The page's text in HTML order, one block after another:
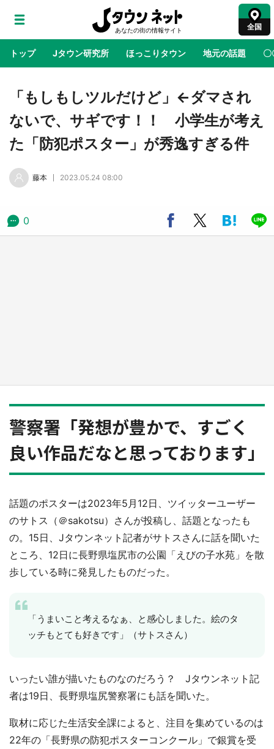
全国
トップ Jタウン研究所 ほっこりタウン 地元の話題 〇
地域×二次元 絶景 あの時はありがとう 物語がはじ
ラプラス・ダークネスが栃木県を征服！？ 県
公式プロモ動画で「聖地」が生産されてます
の「猫猫像」も【8／1～10／26】
「もしもしツルだけど」←ダマされ
ないで、サギです！！ 小学生が考え
た「防犯ポスター」が秀逸すぎる件
藤本 2023.05.24 08:00
0
警察署「発想が豊かで、すごく
良い作品だなと思っております」
話題のポスターは2023年5月12日、ツイッターユーザー
のサトス（＠sakotsu）さんが投稿し、話題となったも
の。15日、Jタウンネット記者がサトスさんに話を聞いた
ところ、12日に長野県塩尻市の公園「えびの子水苑」を散
歩している時に発見したものだった。
「うまいこと考えるなぁ、と感心しました。絵のタ
ッチもとても好きです」（サトスさん）
いったい誰が描いたものなのだろう？ Jタウンネット記
者は19日、長野県塩尻警察署にも話を聞いた。
取材に応じた生活安全課によると、注目を集めているのは
22年の「長野県の防犯ポスターコンクール」で銀賞を受